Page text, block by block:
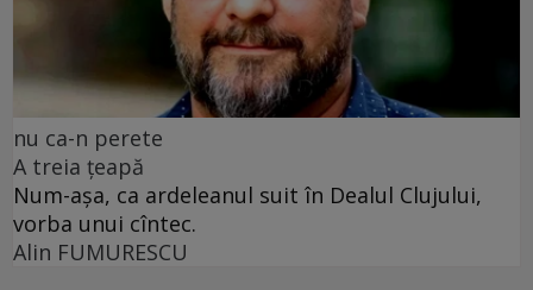
nu ca-n perete
A treia țeapă
Num-așa, ca ardeleanul suit în Dealul Clujului,
vorba unui cîntec.
Alin FUMURESCU